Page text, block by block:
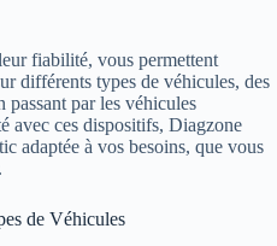
fiabilité, vous permettent
différents types de véhicules, des
passant par les véhicules
avec ces dispositifs, Diagzone
adaptée à vos besoins, que vous
de Véhicules